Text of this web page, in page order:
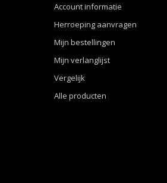
Account informatie
Herroeping aanvragen
Mijn bestellingen
Mijn verlanglijst
Vergelijk
Alle producten